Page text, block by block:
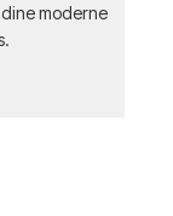
moderne